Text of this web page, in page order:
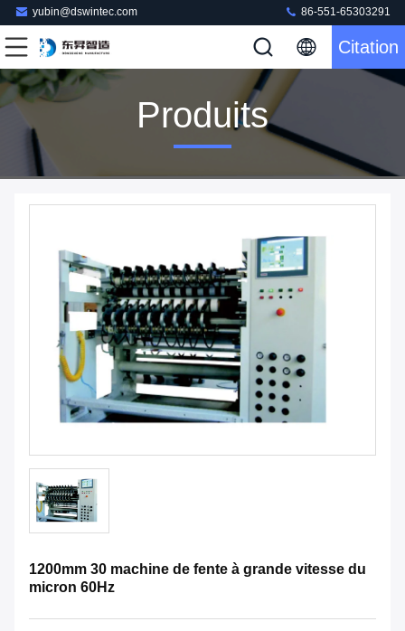
yubin@dswintec.com 86-551-65303291
Citation
Produits
1200mm 30 machine de fente à grande vitesse du
micron 60Hz